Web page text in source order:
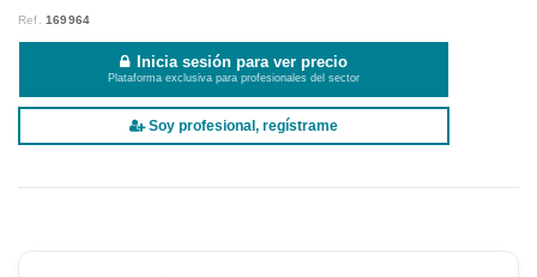
Ref.169964
Inicia sesión para ver precio
Plataforma exclusiva para profesionales del sector
Soy profesional, regístrame